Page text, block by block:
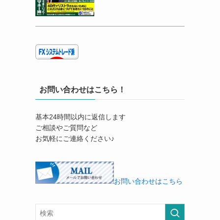
お問い合わせはこちら！
基本24時間以内に返信します
ご相談やご質問など
お気軽にご連絡ください♪
お問い合わせはこちら